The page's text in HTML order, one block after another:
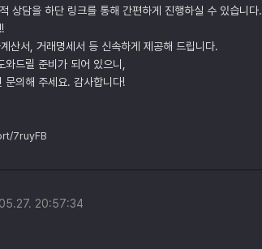
상담을 하단 링크를 통해 간편하게 진행하실 수 있습니다.
산서, 거래명세서 등 신속하게 제공해 드립니다.
드릴 준비가 되어 있으니,
문의해 주세요. 감사합니다!
7ruyFB
20:57:34